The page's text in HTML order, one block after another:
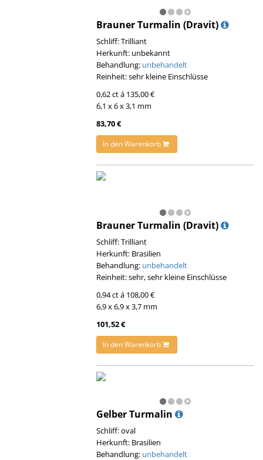
Brauner Turmalin (Dravit)
Schliff: Trilliant
Herkunft: unbekannt
Behandlung: unbehandelt
Reinheit: sehr kleine Einschlüsse
0,62 ct á 135,00 €
6,1 x 6 x 3,1 mm
83,70 €
In den Warenkorb
Brauner Turmalin (Dravit)
Schliff: Trilliant
Herkunft: Brasilien
Behandlung: unbehandelt
Reinheit: sehr, sehr kleine Einschlüsse
0,94 ct á 108,00 €
6,9 x 6,9 x 3,7 mm
101,52 €
In den Warenkorb
Gelber Turmalin
Schliff: oval
Herkunft: Brasilien
Behandlung: unbehandelt